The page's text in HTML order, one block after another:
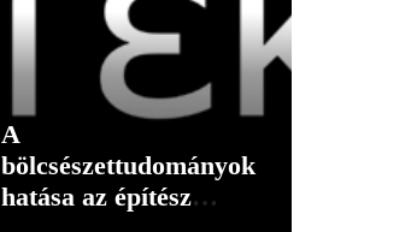
A
bölcsészettudományok
hatása az építész